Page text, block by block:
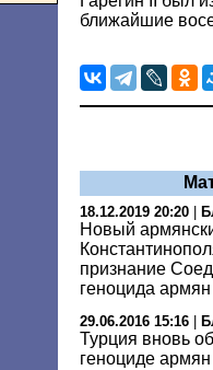
ближайшие
18.12.2019 20:20
Новый
признание
геноцида армян
29.06.2016 15:16
Турция вновь
геноциде армян